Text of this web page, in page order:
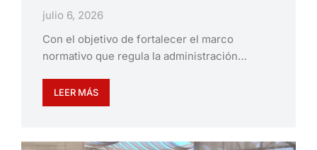
julio 6, 2026
Con el objetivo de fortalecer el marco
normativo que regula la administración…
LEER MÁS